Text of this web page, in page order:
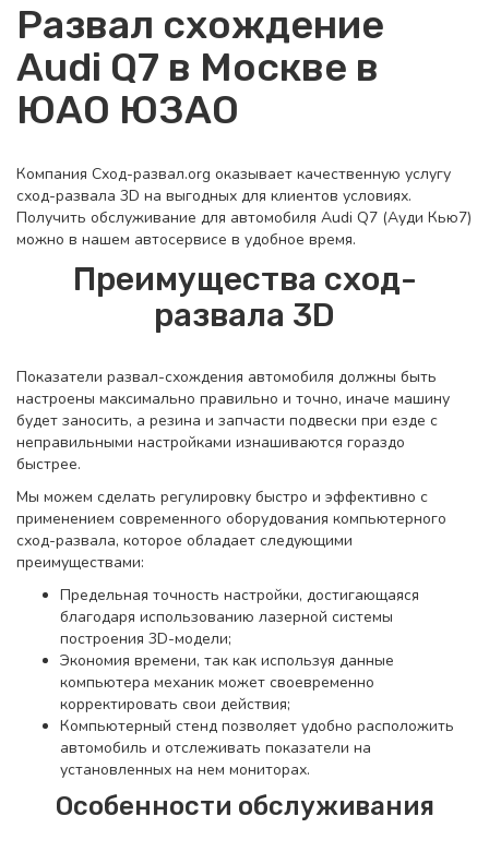
Развал схождение
Audi Q7 в Москве в
ЮАО ЮЗАО
Компания Сход-развал.org оказывает качественную услугу
сход-развала 3D на выгодных для клиентов условиях.
Получить обслуживание для автомобиля Audi Q7 (Ауди Кью7)
можно в нашем автосервисе в удобное время.
Преимущества сход-
развала 3D
Показатели развал-схождения автомобиля должны быть
настроены максимально правильно и точно, иначе машину
будет заносить, а резина и запчасти подвески при езде с
неправильными настройками изнашиваются гораздо
быстрее.
Мы можем сделать регулировку быстро и эффективно с
применением современного оборудования компьютерного
сход-развала, которое обладает следующими
преимуществами:
Предельная точность настройки, достигающаяся
благодаря использованию лазерной системы
построения 3D-модели;
Экономия времени, так как используя данные
компьютера механик может своевременно
корректировать свои действия;
Компьютерный стенд позволяет удобно расположить
автомобиль и отслеживать показатели на
установленных на нем мониторах.
Особенности обслуживания